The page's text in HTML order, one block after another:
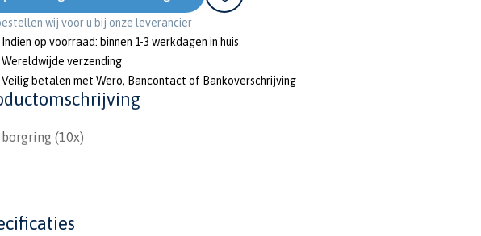
wij voor u bij onze leverancier
Indien op voorraad: binnen 1-3 werkdagen in huis
Wereldwijde verzending
Veilig betalen met Wero, Bancontact of Bankoverschrijving
borgring (10x)